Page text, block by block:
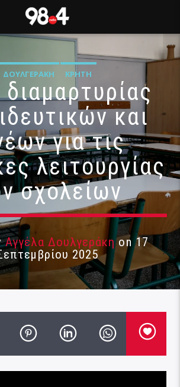
ΔΟΥΛΓΕΡΆΚΗ ΚΡΉΤΗ
και
για τις
λειτουργίας
σχολείων
Αγγέλα Δουλγεράκηon 17
2025